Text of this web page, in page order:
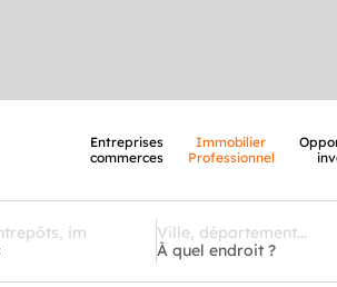
Entreprises
commerces
Immobilier
Professionnel
À quel endroit ?